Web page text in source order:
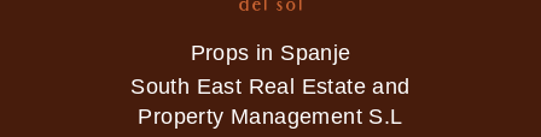
Props in Spanje
South East Real Estate and
Property Management S.L